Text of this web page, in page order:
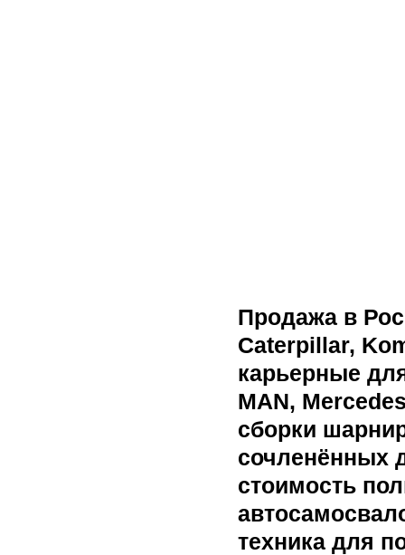
Продажа в
Caterpillar,
карьерные
MAN,
сборки
сочленённых
стоимость
техника для